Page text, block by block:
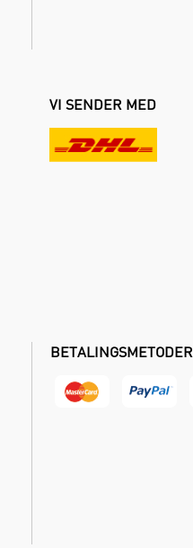
VI SENDER MED
BETALINGSMETODER